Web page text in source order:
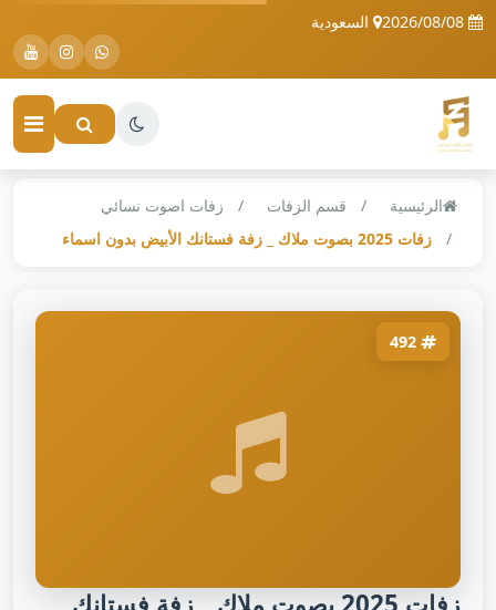
السعودية
الرئيسية قسم الزفات
زفات اصوت نسائي
زفات 2025 بصوت ملاك _ زفة فستانك الأبيض بدون اسماء